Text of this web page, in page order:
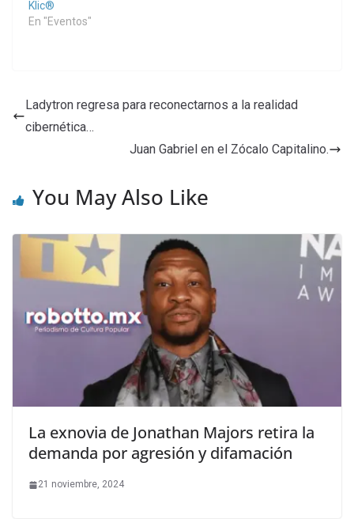
Klic®
En "Eventos"
Ladytron regresa para reconectarnos a la realidad
cibernética…
Juan Gabriel en el Zócalo Capitalino.
You May Also Like
La exnovia de Jonathan Majors retira la
demanda por agresión y difamación
21 noviembre, 2024